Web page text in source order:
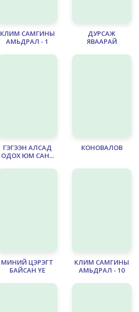
КЛИМ САМГИНЫ
АМЬДРАЛ - 1
ДУРСАЖ
ЯВААРАЙ
ГЭГЭЭН АЛСАД
ОДОХ ЮМ САН...
КОНОВАЛОВ
МИНИЙ ЦЭРЭГТ
БАЙСАН ҮЕ
КЛИМ САМГИНЫ
АМЬДРАЛ - 10